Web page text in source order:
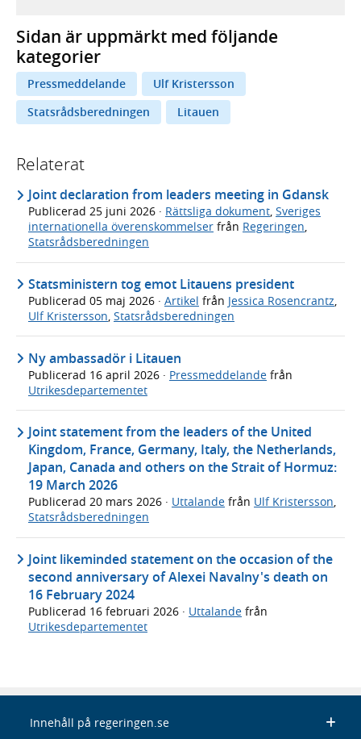
Sidan är uppmärkt med följande
kategorier
Pressmeddelande
Ulf Kristersson
Statsrådsberedningen
Litauen
Relaterat
Joint declaration from leaders meeting in Gdansk
Publicerad 25 juni 2026 · Rättsliga dokument, Sveriges
internationella överenskommelser från Regeringen,
Statsrådsberedningen
Statsministern tog emot Litauens president
Publicerad 05 maj 2026 · Artikel från Jessica Rosencrantz,
Ulf Kristersson, Statsrådsberedningen
Ny ambassadör i Litauen
Publicerad 16 april 2026 · Pressmeddelande från
Utrikesdepartementet
Joint statement from the leaders of the United
Kingdom, France, Germany, Italy, the Netherlands,
Japan, Canada and others on the Strait of Hormuz:
19 March 2026
Publicerad 20 mars 2026 · Uttalande från Ulf Kristersson,
Statsrådsberedningen
Joint likeminded statement on the occasion of the
second anniversary of Alexei Navalny's death on
16 February 2024
Publicerad 16 februari 2026 · Uttalande från
Utrikesdepartementet
Innehåll på regeringen.se